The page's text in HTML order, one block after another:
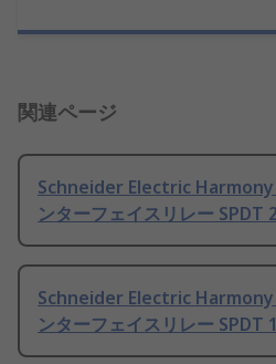
関連ページ
Schneider Electric Harmony
ンターフェイスリレー SPDT
Schneider Electric Harmony
ンターフェイスリレー SPDT